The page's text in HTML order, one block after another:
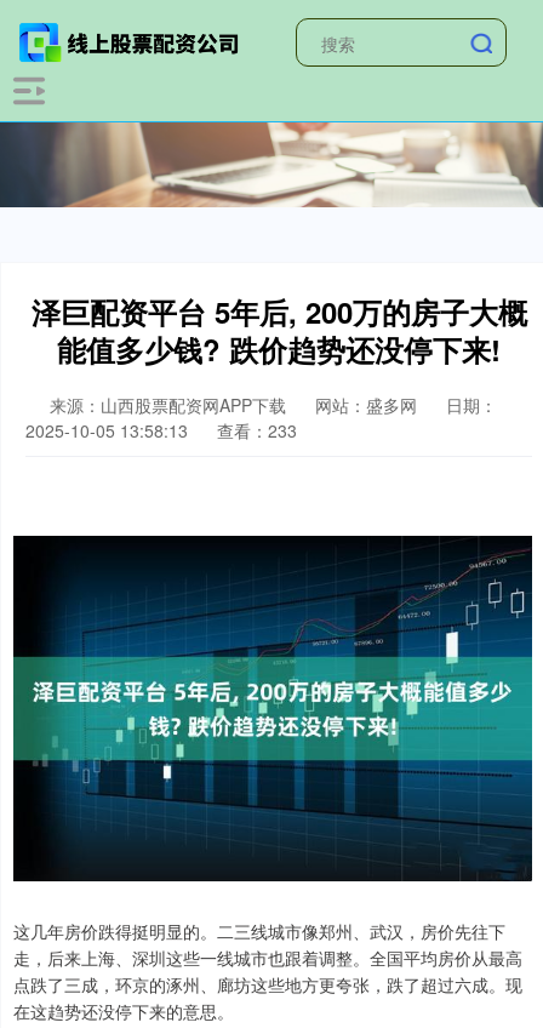
泽巨配资平台 5年后, 200万的房子大概
能值多少钱? 跌价趋势还没停下来!
来源：山西股票配资网APP下载 网站：盛多网
日期：
2025-10-05 13:58:13
查看：233
这几年房价跌得挺明显的。二三线城市像郑州、武汉，房价先往下
走，后来上海、深圳这些一线城市也跟着调整。全国平均房价从最高
点跌了三成，环京的涿州、廊坊这些地方更夸张，跌了超过六成。现
在这趋势还没停下来的意思。